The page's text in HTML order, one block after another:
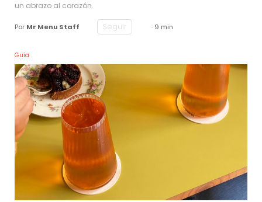
un abrazo al corazón.
Por Mr Menu Staff Seguir · 9 min
Guía